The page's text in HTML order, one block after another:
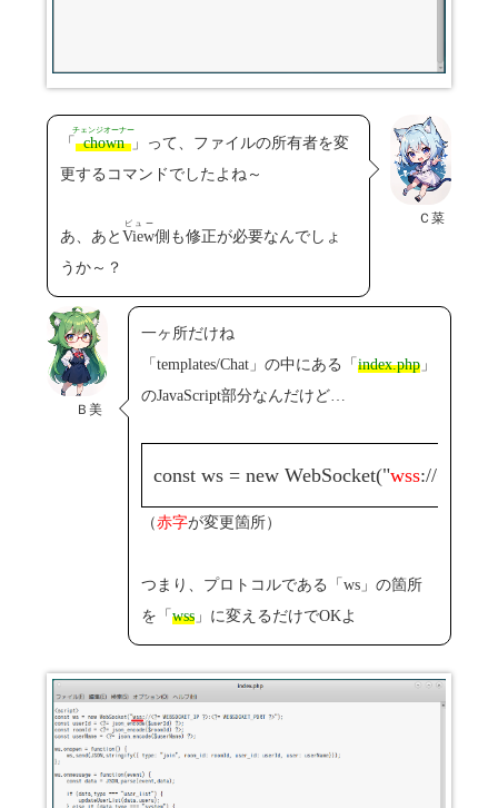
Ｃ菜
「 chown
チェンジオーナー
」って、ファイルの所有者を変
更するコマンドでしたよね～
あ、あとView
ビュー
側も修正が必要なんでしょ
うか～？
Ｂ美
一ヶ所だけね
「templates/Chat」の中にある「 index.php」
のJavaScript部分なんだけど…
const ws = new WebSocket("wss://<?=
（赤字が変更箇所）
つまり、プロトコルである「ws」の箇所
を「 wss」に変えるだけでOKよ